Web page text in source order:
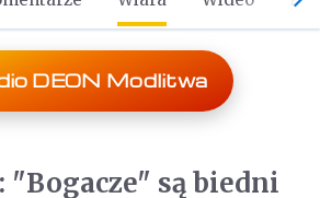
DEON Modlitwa
"Bogacze" są biedni